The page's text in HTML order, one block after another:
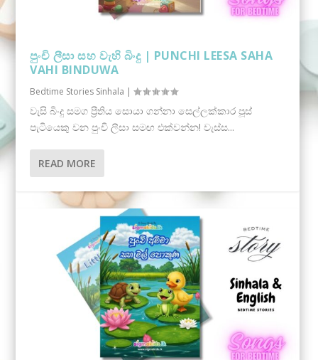
පුංචි ලීසා සහ වැහි බිංදු | PUNCHI LEESA SAHA
VAHI BINDUWA
Bedtime Stories Sinhala |
වැසි බිංදු සමග ප්‍රීතිය සොයා ගන්නා සෙල්ලක්කාර පූස්
පැටියෙකු වන පුංචි ලීසා සමඟ එක්වන්න! වැස්ස...
READ MORE